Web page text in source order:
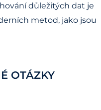
důležitých dat je
metod, jako jsou
OTÁZKY